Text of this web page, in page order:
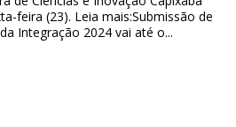
feira (23). Leia mais:Submissão de
Integração 2024 vai até o...